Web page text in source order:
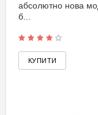
абсолютно нова
б...